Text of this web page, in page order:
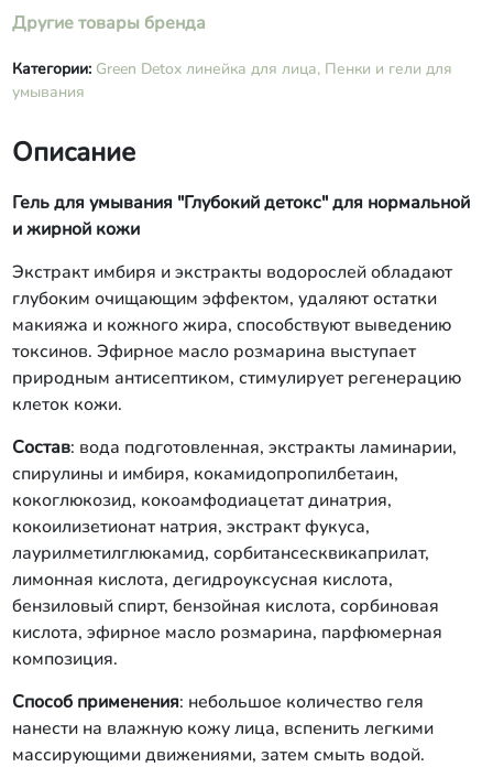
Другие товары бренда
Категории: Green Detox линейка для лица, Пенки и гели для
умывания
Описание
Гель для умывания "Глубокий детокс" для нормальной
и жирной кожи
Экстракт имбиря и экстракты водорослей обладают
глубоким очищающим эффектом, удаляют остатки
макияжа и кожного жира, способствуют выведению
токсинов. Эфирное масло розмарина выступает
природным антисептиком, стимулирует регенерацию
клеток кожи.
Состав: вода подготовленная, экстракты ламинарии,
спирулины и имбиря, кокамидопропилбетаин,
кокоглюкозид, кокоамфодиацетат динатрия,
кокоилизетионат натрия, экстракт фукуса,
лаурилметилглюкамид, сорбитансесквикаприлат,
лимонная кислота, дегидроуксусная кислота,
бензиловый спирт, бензойная кислота, сорбиновая
кислота, эфирное масло розмарина, парфюмерная
композиция.
Способ применения: небольшое количество геля
нанести на влажную кожу лица, вспенить легкими
массирующими движениями, затем смыть водой.